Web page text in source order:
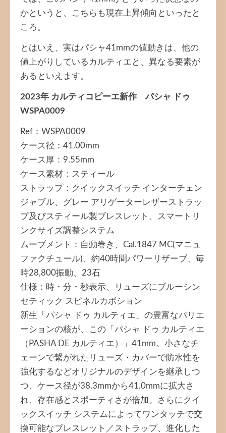
かというと、こちらも現在上昇傾向といったと
ころ。
とはいえ、実はパシャ41mmの値動きは、他の
値上がりしているカルティエと、異なる要素が
あるといえます。
2023年 カルティコピーエ新作 パシャ ドゥ
WSPA0009
Ref：WSPA0009
ケース径：41.00mm
ケース厚：9.55mm
ケース素材：スティール
ストラップ：クイックスイッチ インターチェン
ジャブル、グレー アリゲーターレザーストラッ
プ及びスティール製ブレスレット、スマートリ
ンクサイズ調整システム
ムーブメント：自動巻き、Cal.1847 MC(マニュ
ファクチュール)、約40時間パワーリザーブ、毎
時28,800振動、23石
仕様：時・分・秒表示、リューズにブルーシン
セティック スピネルカボション
新生「パシャ ドゥ カルティエ」の豊富なバリエ
ーションの核が、この「パシャ ドゥ カルティエ
（PASHA DE カルティエ）」41mm。小さなチ
ェーンで繋がれたリューズ・カバーで防水性を
強化するなどオリジナルのデザインを継承しつ
つ、ケース径が38.3mmから41.0mmに拡大さ
れ、存在感とスポーティさが倍加。さらにクイ
ックスイッチ システムによってワンタッチで交
換可能なブレスレット／ストラップ、進化した